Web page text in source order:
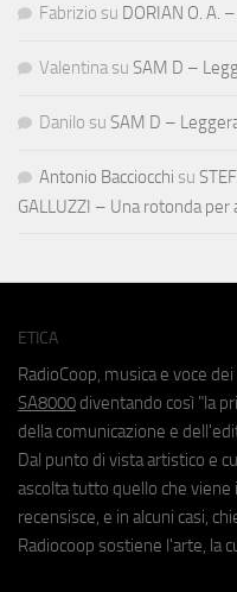
Fabrizio su DORIAN O. A.
Valentina su SAM D –
Danilo su SAM D –
Antonio Bacciocchi su
GALLUZZI – Una rotonda per
ETICA
RadioCoop, musica e voce
SA8000 diventando così "la
della comunicazione e
Dal punto di vista artistico e
ascolta tutto quello che viene
recensisce, e in alcuni casi,
Radiocoop sostiene l'arte, la